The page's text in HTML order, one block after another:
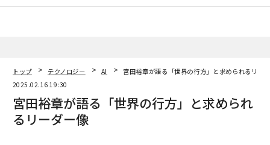
トップ テクノロジー AI
宮田裕章が語る「世界の行方」と求められるリー
2025.02.16 19:30
宮田裕章が語る「世界の行方」と求められ
るリーダー像